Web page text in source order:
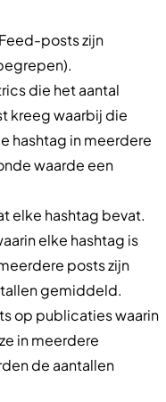
posts zijn
die het aantal
kreeg waarbij die
hashtag in meerdere
waarde een
elke hashtag bevat.
elke hashtag is
posts zijn
gemiddeld.
op publicaties waarin
in meerdere
de aantallen